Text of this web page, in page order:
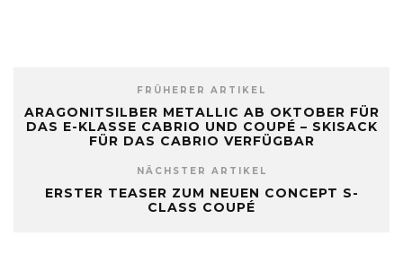
FRÜHERER ARTIKEL
ARAGONITSILBER METALLIC AB OKTOBER FÜR
DAS E-KLASSE CABRIO UND COUPÉ – SKISACK
FÜR DAS CABRIO VERFÜGBAR
NÄCHSTER ARTIKEL
ERSTER TEASER ZUM NEUEN CONCEPT S-
CLASS COUPÉ